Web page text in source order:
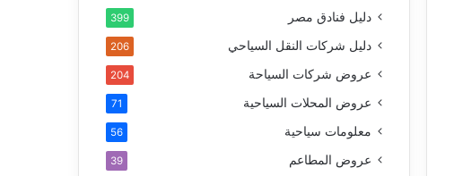
دليل فنادق مصر 399
دليل شركات النقل السياحي 206
عروض شركات السياحة 204
عروض المحلات السياحية 71
معلومات سياحية 56
عروض المطاعم 39